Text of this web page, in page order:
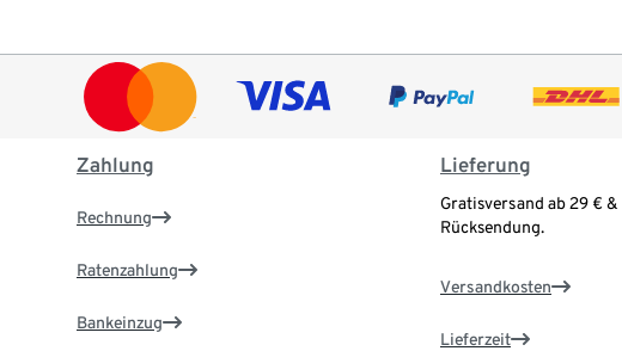
Zahlung
Rechnung
Ratenzahlung
Bankeinzug
Lieferung
Gratisversand ab 29 €
Rücksendung.
Versandkosten
Lieferzeit